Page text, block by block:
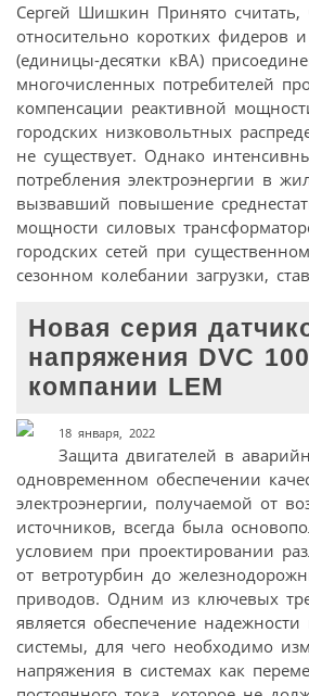
Сергей Шишкин Принято считать,
относительно коротких фидеров
(единицы-десятки кВА)
многочисленных потребителей
компенсации реактивной
городских низковольтных
не существует. Однако
потребления электроэнергии в
вызвавший повышение
мощности силовых
городских сетей при
сезонном колебании загрузки,
Новая серия
напряжения DVC
компании LEM
18 января, 2022
Защита двигателей в
одновременном обеспечении
электроэнергии, получаемой от
источников, всегда была
условием при проектировании
от ветротурбин до
приводов. Одним из ключевых
является обеспечение надежности
системы, для чего необходимо
напряжения в системах как